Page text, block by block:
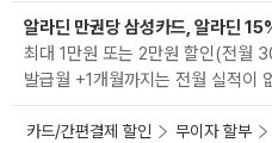
알라딘 만권당 삼성카드, 알라딘
최대 1만원 또는 2만원 할인(전월
발급월 +1개월까지는 전월 실적이
카드/간편결제 할인 무이자 할부